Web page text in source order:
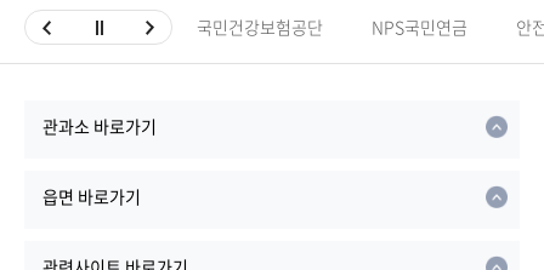
국민건강보험공단 NPS국민연금 안
관과소 바로가기
읍면 바로가기